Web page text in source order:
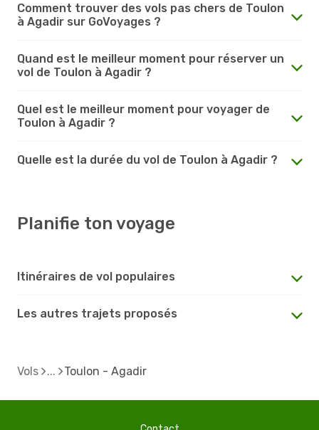
Comment trouver des vols pas chers de Toulon
à Agadir sur GoVoyages ?
Quand est le meilleur moment pour réserver un
vol de Toulon à Agadir ?
Quel est le meilleur moment pour voyager de
Toulon à Agadir ?
Quelle est la durée du vol de Toulon à Agadir ?
Planifie ton voyage
Itinéraires de vol populaires
Les autres trajets proposés
Vols Toulon - Agadir